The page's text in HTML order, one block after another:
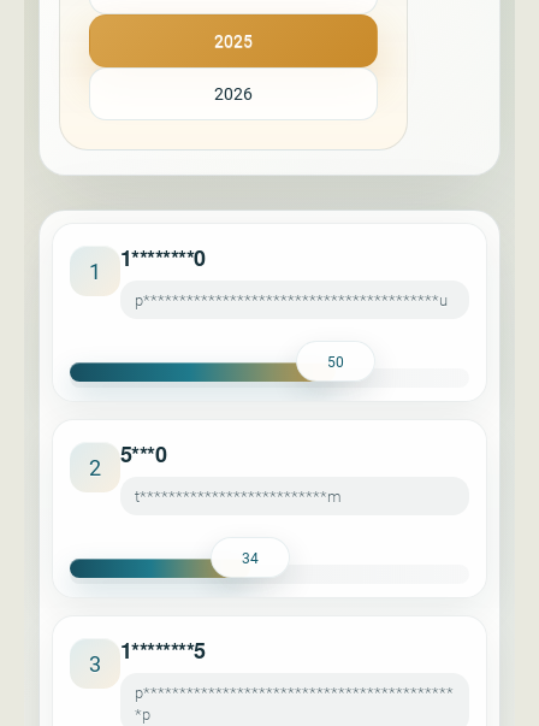
2025
2026
1 1********0
p*****************************************u
50
2 5***0
t**************************m
34
3 1********5
p*******************************************
*p